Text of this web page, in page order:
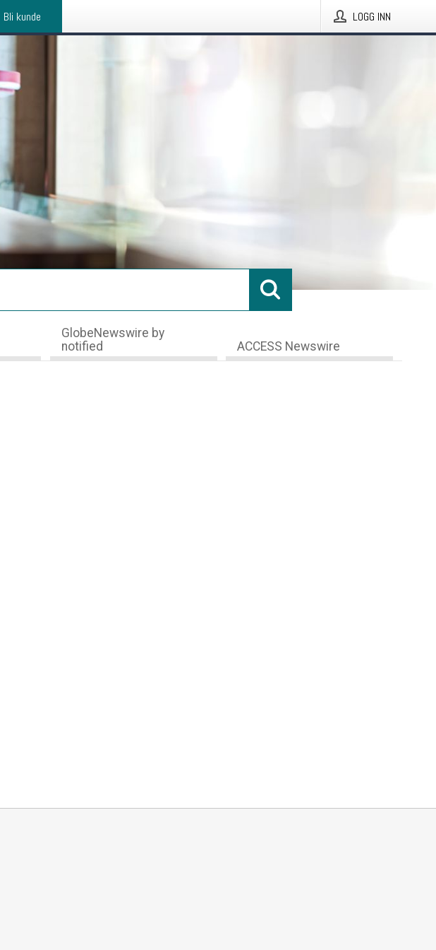
Bli kunde LOGG INN
GlobeNewswire by
notified
ACCESS Newswire